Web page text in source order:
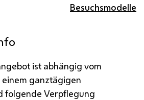
Besuchsmodelle
ist abhängig vom
einem ganztägigen
folgende Verpflegung